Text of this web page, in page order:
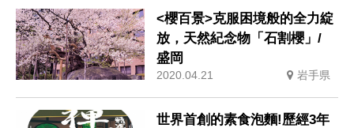
<櫻百景>克服困境般的全力綻
放，天然紀念物「石割櫻」/
盛岡
2020.04.21 岩手県
世界首創的素食泡麵!歷經3年